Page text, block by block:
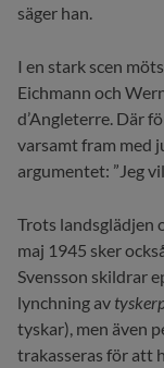
säger han.
I en stark scen
Eichmann och
d’Angleterre. Där
varsamt fram med
argumentet: ”Jeg
Trots landsglädjen
maj 1945 sker
Svensson skildrar
lynchning av
tyskar), men även
trakasseras för att